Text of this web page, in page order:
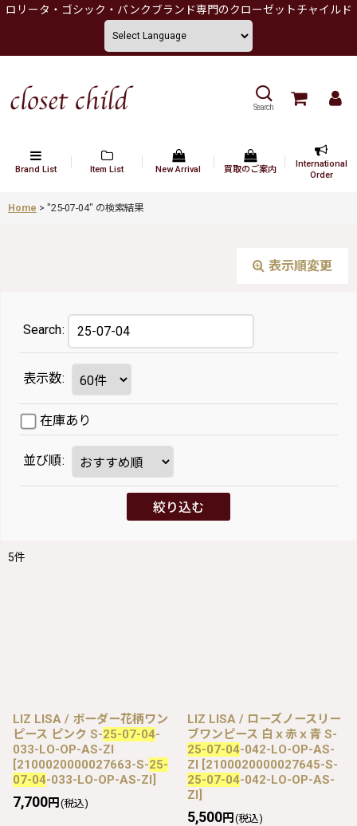
ロリータ・ゴシック・パンクブランド専門のクローゼットチャイルド
Search
Brand List Item List New Arrival 買取のご案内
International
Order
Home > "25-07-04" の検索結果
表示順変更
Search:
表示数:
在庫あり
並び順:
絞り込む
5件
LIZ LISA / ボーダー花柄ワン
ピース ピンク S-25-07-04-
033-LO-OP-AS-ZI
[2100020000027663-S-25-
07-04-033-LO-OP-AS-ZI]
7,700円 (税込)
LIZ LISA / ローズノースリー
ブワンピース 白ｘ赤ｘ青 S-
25-07-04-042-LO-OP-AS-
ZI [2100020000027645-S-
25-07-04-042-LO-OP-AS-
ZI]
5,500円 (税込)